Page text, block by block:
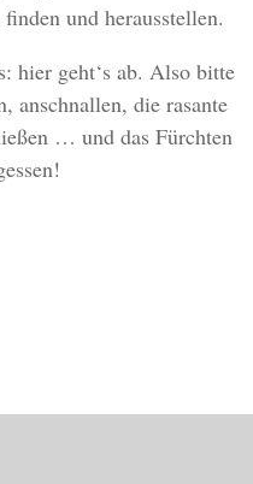
und herausstellen.
hier geht‘s ab. Also bitte
anschnallen, die rasante
… und das Fürchten